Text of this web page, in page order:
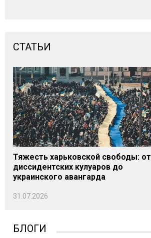
СТАТЬИ
Тяжесть харьковской свободы: от
диссидентских кулуаров до
украинского авангарда
31.07.2026
БЛОГИ